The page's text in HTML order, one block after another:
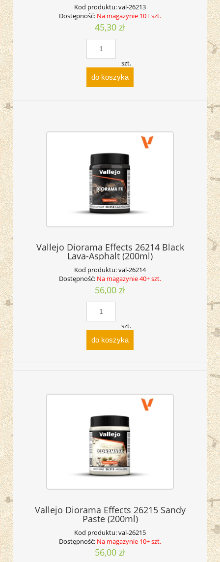
Kod produktu:val-26213
Dostępność: Na magazynie 10+ szt.
45,30 zł
szt.
do koszyka
Vallejo Diorama Effects 26214 Black
Lava-Asphalt (200ml)
Kod produktu:val-26214
Dostępność: Na magazynie 40+ szt.
56,00 zł
szt.
do koszyka
Vallejo Diorama Effects 26215 Sandy
Paste (200ml)
Kod produktu:val-26215
Dostępność: Na magazynie 10+ szt.
56,00 zł